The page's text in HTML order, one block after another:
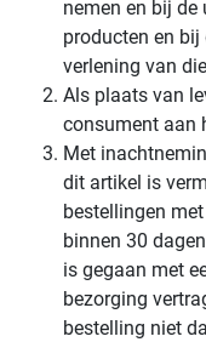
nemen en bij
producten en
verlening van
Als plaats van
consument aan
Met
dit artikel is
bestellingen
binnen 30
is gegaan met
bezorging
bestelling niet